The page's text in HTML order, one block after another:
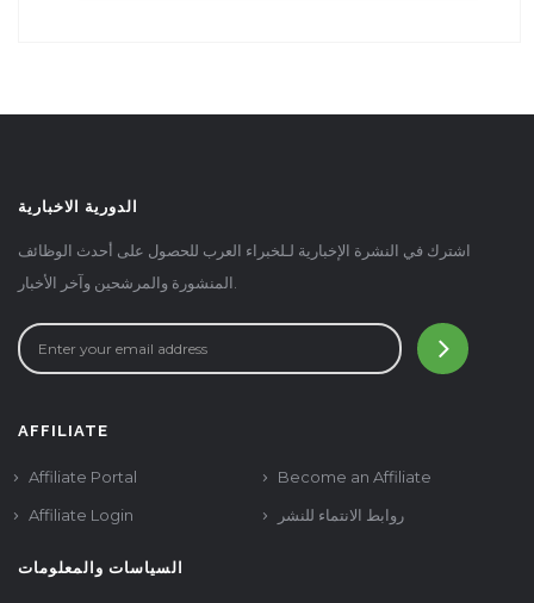
الدورية الاخبارية
اشترك في النشرة الإخبارية لـلخبراء العرب للحصول على أحدث الوظائف
المنشورة والمرشحين وآخر الأخبار.
AFFILIATE
Affiliate Portal
Become an Affiliate
Affiliate Login
روابط الانتماء للنشر
السياسات والمعلومات